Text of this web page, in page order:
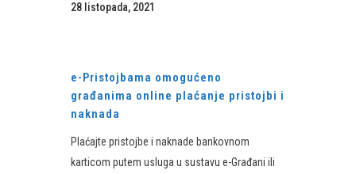
28 listopada, 2021
e-Pristojbama omogućeno
građanima online plaćanje pristojbi i
naknada
Plaćajte pristojbe i naknade bankovnom
karticom putem usluga u sustavu e-Građani ili